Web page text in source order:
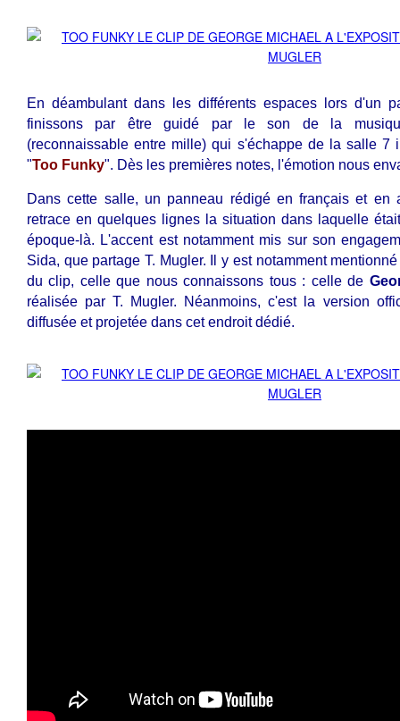
En déambulant dans les différents espaces lors d'un
finissons par être guidé par le son de la
(reconnaissable entre mille) qui s'échappe de la salle 7
"Too Funky". Dès les premières notes, l'émotion nous
Dans cette salle, un panneau rédigé en français et en
retrace en quelques lignes la situation dans laquelle
époque-là. L'accent est notamment mis sur son
Sida, que partage T. Mugler. Il y est notamment
du clip, celle que nous connaissons tous : celle de
réalisée par T. Mugler. Néanmoins, c'est la version
diffusée et projetée dans cet endroit dédié.